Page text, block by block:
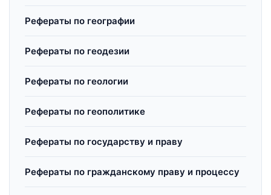
Рефераты по географии
Рефераты по геодезии
Рефераты по геологии
Рефераты по геополитике
Рефераты по государству и праву
Рефераты по гражданскому праву и процессу